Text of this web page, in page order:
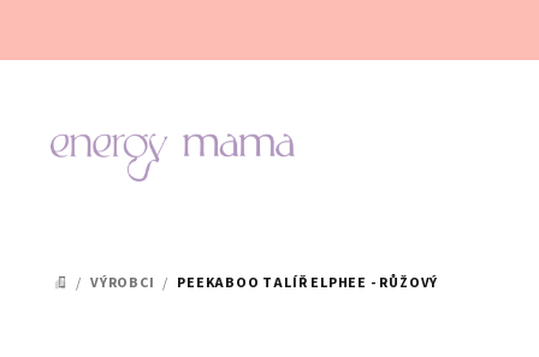
DOMŮ
/ VÝROBCI / PEEKABOO TALÍŘ ELPHEE - RŮŽOVÝ